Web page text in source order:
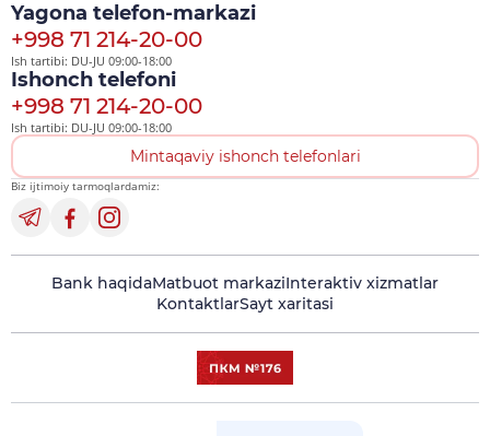
Yagona telefon-markazi
+998 71 214-20-00
Ish tartibi: DU-JU 09:00-18:00
Ishonch telefoni
+998 71 214-20-00
Ish tartibi: DU-JU 09:00-18:00
Mintaqaviy ishonch telefonlari
Biz ijtimoiy tarmoqlardamiz:
Bank haqidaMatbuot markaziInteraktiv xizmatlar
KontaktlarSayt xaritasi